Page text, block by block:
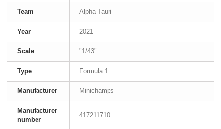
Team Alpha Tauri
Year 2021
Scale "1/43"
Type Formula 1
Manufacturer Minichamps
Manufacturer
number
417211710